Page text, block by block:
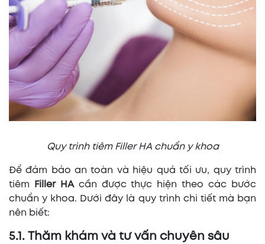
Quy trình tiêm Filler HA chuẩn y khoa
Để đảm bảo an toàn và hiệu quả tối ưu, quy trình
tiêm
Filler HAcần được thực hiện theo các bước
chuẩn y khoa. Dưới đây là quy trình chi tiết mà bạn
nên biết:
5.1. Thăm khám và tư vấn chuyên sâu